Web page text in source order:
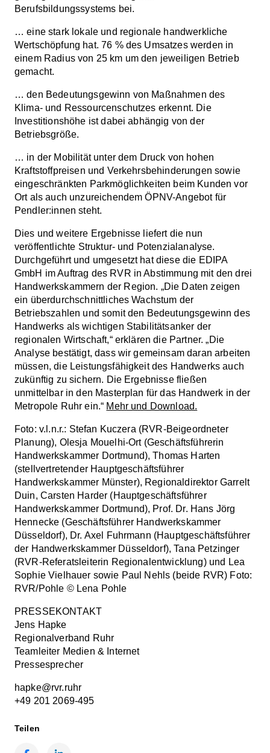
Berufsbildungssystems bei.
… eine stark lokale und regionale handwerkliche
Wertschöpfung hat. 76 % des Umsatzes werden in
einem Radius von 25 km um den jeweiligen Betrieb
gemacht.
… den Bedeutungsgewinn von Maßnahmen des
Klima- und Ressourcenschutzes erkennt. Die
Investitionshöhe ist dabei abhängig von der
Betriebsgröße.
… in der Mobilität unter dem Druck von hohen
Kraftstoffpreisen und Verkehrsbehinderungen sowie
eingeschränkten Parkmöglichkeiten beim Kunden vor
Ort als auch unzureichendem ÖPNV-Angebot für
Pendler:innen steht.
Dies und weitere Ergebnisse liefert die nun
veröffentlichte Struktur- und Potenzialanalyse.
Durchgeführt und umgesetzt hat diese die EDIPA
GmbH im Auftrag des RVR in Abstimmung mit den drei
Handwerkskammern der Region. „Die Daten zeigen
ein überdurchschnittliches Wachstum der
Betriebszahlen und somit den Bedeutungsgewinn des
Handwerks als wichtigen Stabilitätsanker der
regionalen Wirtschaft,“ erklären die Partner. „Die
Analyse bestätigt, dass wir gemeinsam daran arbeiten
müssen, die Leistungsfähigkeit des Handwerks auch
zukünftig zu sichern. Die Ergebnisse fließen
unmittelbar in den Masterplan für das Handwerk in der
Metropole Ruhr ein.“ Mehr und Download.
Foto: v.l.n.r.: Stefan Kuczera (RVR-Beigeordneter
Planung), Olesja Mouelhi-Ort (Geschäftsführerin
Handwerkskammer Dortmund), Thomas Harten
(stellvertretender Hauptgeschäftsführer
Handwerkskammer Münster), Regionaldirektor Garrelt
Duin, Carsten Harder (Hauptgeschäftsführer
Handwerkskammer Dortmund), Prof. Dr. Hans Jörg
Hennecke (Geschäftsführer Handwerkskammer
Düsseldorf), Dr. Axel Fuhrmann (Hauptgeschäftsführer
der Handwerkskammer Düsseldorf), Tana Petzinger
(RVR-Referatsleiterin Regionalentwicklung) und Lea
Sophie Vielhauer sowie Paul Nehls (beide RVR) Foto:
RVR/Pohle © Lena Pohle
PRESSEKONTAKT
Jens Hapke
Regionalverband Ruhr
Teamleiter Medien & Internet
Pressesprecher
hapke@rvr.ruhr
+49 201 2069-495
Teilen